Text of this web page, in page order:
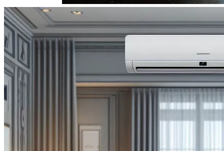
Телескоп «Хаббл» Показал Необычную
Галактику